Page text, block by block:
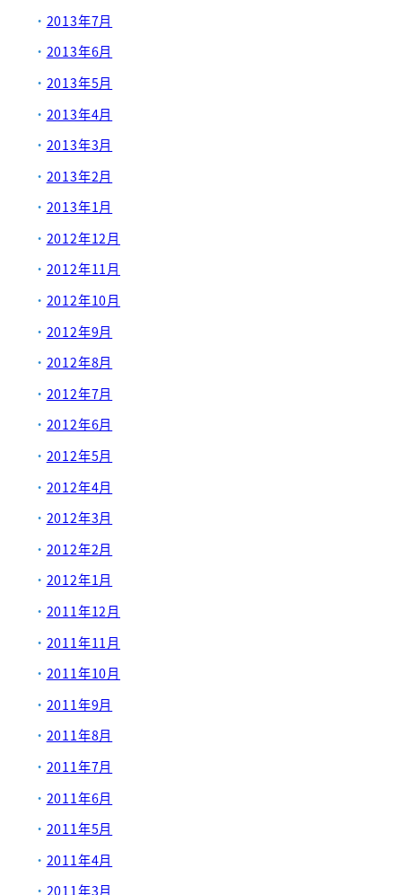
2013年7月
2013年6月
2013年5月
2013年4月
2013年3月
2013年2月
2013年1月
2012年12月
2012年11月
2012年10月
2012年9月
2012年8月
2012年7月
2012年6月
2012年5月
2012年4月
2012年3月
2012年2月
2012年1月
2011年12月
2011年11月
2011年10月
2011年9月
2011年8月
2011年7月
2011年6月
2011年5月
2011年4月
2011年3月